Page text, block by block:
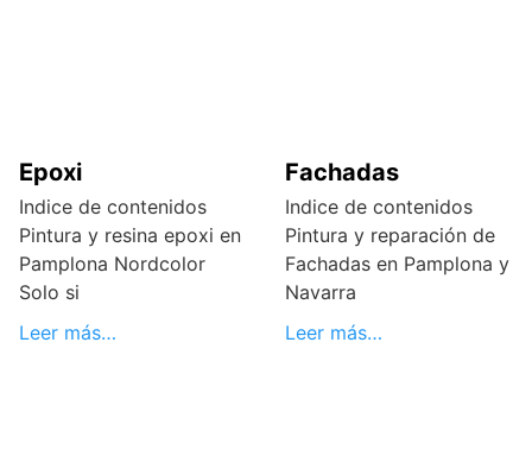
Epoxi
Indice de contenidos
Pintura y resina epoxi en
Pamplona Nordcolor
Solo si
Leer más…
Fachadas
Indice de contenidos
Pintura y reparación de
Fachadas en Pamplona y
Navarra
Leer más…